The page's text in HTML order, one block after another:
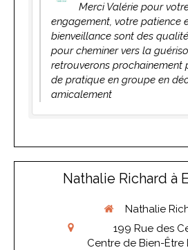
Merci Valérie pour
engagement, votre patience
bienveillance sont des
pour cheminer vers la
retrouverons prochainement
de pratique en groupe en
amicalement
Nathalie Richard à
Nathalie
199 Rue des
Centre de Bien-Être